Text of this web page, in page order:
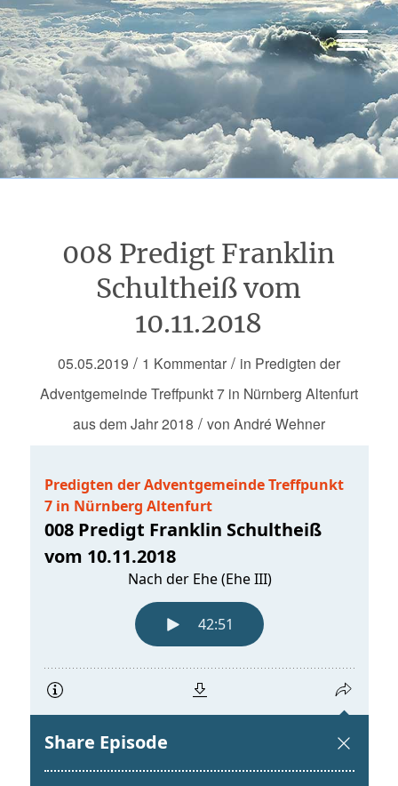
008 Predigt Franklin
Schultheiß vom
10.11.2018
05.05.2019 / 1 Kommentar / in Predigten der
Adventgemeinde Treffpunkt 7 in Nürnberg Altenfurt
aus dem Jahr 2018 / von André Wehner